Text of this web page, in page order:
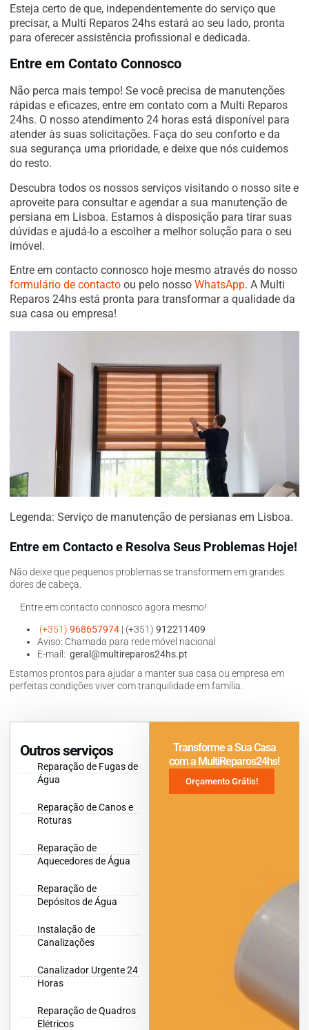
Esteja certo de que, independentemente do serviço que
precisar, a Multi Reparos 24hs estará ao seu lado, pronta
para oferecer assistência profissional e dedicada.
Entre em Contato Connosco
Não perca mais tempo! Se você precisa de manutenções
rápidas e eficazes, entre em contato com a Multi Reparos
24hs. O nosso atendimento 24 horas está disponível para
atender às suas solicitações. Faça do seu conforto e da
sua segurança uma prioridade, e deixe que nós cuidemos
do resto.
Descubra todos os nossos serviços visitando o nosso site e
aproveite para consultar e agendar a sua manutenção de
persiana em Lisboa. Estamos à disposição para tirar suas
dúvidas e ajudá-lo a escolher a melhor solução para o seu
imóvel.
Entre em contacto connosco hoje mesmo através do nosso
formulário de contacto ou pelo nosso WhatsApp. A Multi
Reparos 24hs está pronta para transformar a qualidade da
sua casa ou empresa!
Legenda: Serviço de manutenção de persianas em Lisboa.
Entre em Contacto e Resolva Seus Problemas Hoje!
Não deixe que pequenos problemas se transformem em grandes
dores de cabeça.
Entre em contacto connosco agora mesmo!
(+351) 968657974 | (+351) 912211409
Aviso: Chamada para rede móvel nacional
E-mail: geral@multireparos24hs.pt
Estamos prontos para ajudar a manter sua casa ou empresa em
perfeitas condições viver com tranquilidade em família.
Outros serviços
Reparação de Fugas de
Água
Reparação de Canos e
Roturas
Reparação de
Aquecedores de Água
Reparação de
Depósitos de Água
Instalação de
Canalizações
Canalizador Urgente 24
Horas
Reparação de Quadros
Elétricos
Transforme a Sua Casa
com a MultiReparos24hs!
Orçamento Grátis!